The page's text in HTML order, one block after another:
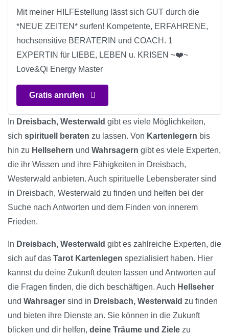
Mit meiner HILFEstellung lässt sich GUT durch die
*NEUE ZEITEN* surfen! Kompetente, ERFAHRENE,
hochsensitive BERATERIN und COACH. 1
EXPERTIN für LIEBE, LEBEN u. KRISEN ~❤️~
Love&Qi Energy Master
Gratis anrufen
In Dreisbach, Westerwald gibt es viele Möglichkeiten,
sich spirituell beraten zu lassen. Von Kartenlegern bis
hin zu Hellsehern und Wahrsagern gibt es viele Experten,
die ihr Wissen und ihre Fähigkeiten in Dreisbach,
Westerwald anbieten. Auch spirituelle Lebensberater sind
in Dreisbach, Westerwald zu finden und helfen bei der
Suche nach Antworten und dem Finden von innerem
Frieden.
In Dreisbach, Westerwald gibt es zahlreiche Experten, die
sich auf das Tarot Kartenlegen spezialisiert haben. Hier
kannst du deine Zukunft deuten lassen und Antworten auf
die Fragen finden, die dich beschäftigen. Auch Hellseher
und Wahrsager sind in Dreisbach, Westerwald zu finden
und bieten ihre Dienste an. Sie können in die Zukunft
blicken und dir helfen, deine Träume und Ziele zu